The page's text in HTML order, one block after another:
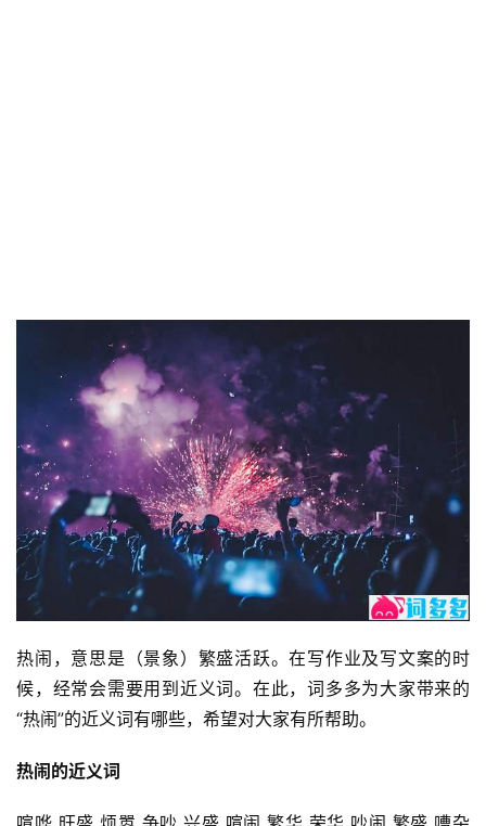
热闹，意思是（景象）繁盛活跃。在写作业及写文案的时
候，经常会需要用到近义词。在此，词多多为大家带来的
“热闹”的近义词有哪些，希望对大家有所帮助。
热闹的近义词